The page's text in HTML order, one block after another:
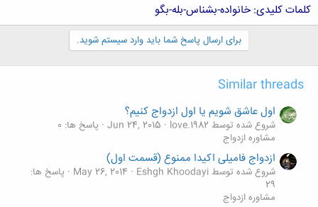
کلمات کليدی: خانواده-بشناس-بله-بگو
برای ارسال پاسخ شما باید وارد سیستم شوید.
Similar threads
اول عاشق شويم يا اول ازدواج کنيم؟
شروع شده توسط love.1982 Jun 24, 2015 پاسخ ها: 0
مشاوره ازدواج
ازدواج فامیلی اکیدا ممنوع (قسمت اول)
شروع شده توسط Eshgh Khoodayi May 26, 2014
پاسخ ها:
29
مشاوره ازدواج